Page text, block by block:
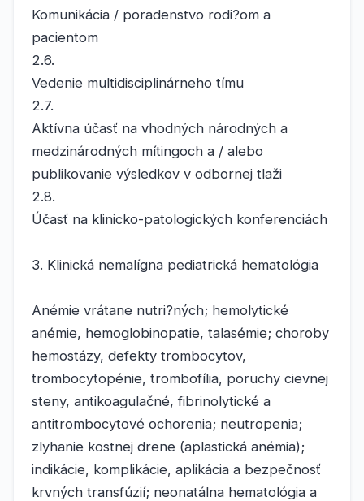
Komunikácia / poradenstvo rodi?om a
pacientom
2.6.
Vedenie multidisciplinárneho tímu
2.7.
Aktívna účasť na vhodných národných a
medzinárodných mítingoch a / alebo
publikovanie výsledkov v odbornej tlaži
2.8.
Účasť na klinicko-patologických konferenciách
3. Klinická nemalígna pediatrická hematológia
Anémie vrátane nutri?ných; hemolytické
anémie, hemoglobinopatie, talasémie; choroby
hemostázy, defekty trombocytov,
trombocytopénie, trombofília, poruchy cievnej
steny, antikoagulačné, fibrinolytické a
antitrombocytové ochorenia; neutropenia;
zlyhanie kostnej drene (aplastická anémia);
indikácie, komplikácie, aplikácia a bezpečnosť
krvných transfúzií; neonatálna hematológia a